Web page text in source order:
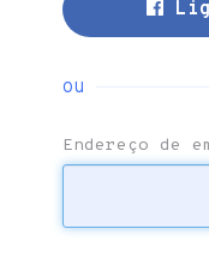
ou
Endereço de